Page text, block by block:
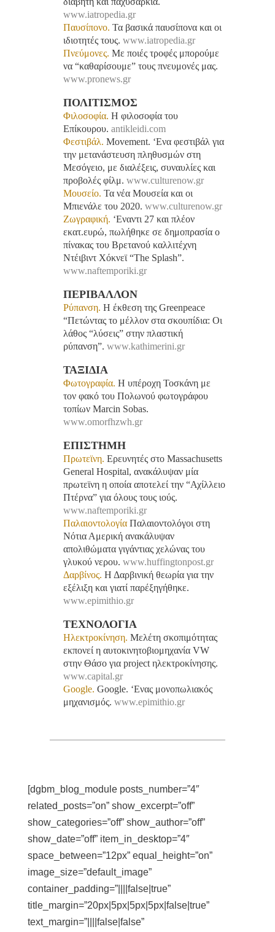
www.iatropedia.gr
Παυσίπονο. Τα βασικά παυσίπονα και οι
ιδιοτητές τους. www.iatropedia.gr
Πνεύμονες. Με ποιές τροφές μπορούμε
να “καθαρίσουμε” τους πνευμονές μας.
www.pronews.gr
ΠΟΛΙΤΙΣΜΟΣ
Φιλοσοφία. Η φιλοσοφία του
Επίκουρου. antikleidi.com
Φεστιβάλ. Movement. ‘Ενα φεστιβάλ για
την μετανάστευση πληθυσμών στη
Μεσόγειο, με διαλέξεις, συναυλίες και
προβολές φίλμ. www.culturenow.gr
Μουσείο. Τα νέα Μουσεία και οι
Μπιενάλε του 2020. www.culturenow.gr
Ζωγραφική. ‘Eναντι 27 και πλέον
εκατ.ευρώ, πωλήθηκε σε δημοπρασία ο
πίνακας του Βρετανού καλλιτέχνη
Ντέιβιντ Χόκνεϊ “The Splash”.
www.naftemporiki.gr
ΠΕΡΙΒΑΛΛΟΝ
Ρύπανση. Η έκθεση της Greenpeace
“Πετώντας το μέλλον στα σκουπίδια: Οι
λάθος “λύσεις” στην πλαστική
ρύπανση”. www.kathimerini.gr
ΤΑΞΙΔΙΑ
Φωτογραφία. Η υπέροχη Τοσκάνη με
τον φακό του Πολωνού φωτογράφου
τοπίων Marcin Sobas.
www.omorfhzwh.gr
ΕΠΙΣΤΗΜΗ
Πρωτεϊνη. Eρευνητές στο Massachusetts
General Hospital, ανακάλυψαν μία
πρωτεϊνη η οποία αποτελεί την “Αχίλλειο
Πτέρνα” για όλους τους ιούς.
www.naftemporiki.gr
Παλαιοντολογία Παλαιοντολόγοι στη
Νότια Αμερική ανακάλυψαν
απολιθώματα γιγάντιας χελώνας του
γλυκού νερου. www.huffingtonpost.gr
Δαρβίνος. Η Δαρβινική θεωρία για την
εξέλιξη και γιατί παρέξηγήθηκε.
www.epimithio.gr
ΤΕΧΝΟΛΟΓΙΑ
Ηλεκτροκίνηση. Μελέτη σκοπιμότητας
εκπονεί η αυτοκινητοβιομηχανία VW
στην Θάσο για project ηλεκτροκίνησης.
www.capital.gr
Google. Google. ‘Ενας μονοπωλιακός
μηχανισμός. www.epimithio.gr
[dgbm_blog_module posts_number=”4″
related_posts=”on” show_excerpt=”off”
show_categories=”off” show_author=”off”
show_date=”off” item_in_desktop=”4″
space_between=”12px” equal_height=”on”
image_size=”default_image”
container_padding=”||||false|true”
title_margin=”20px|5px|5px|5px|false|true”
text_margin=”||||false|false”